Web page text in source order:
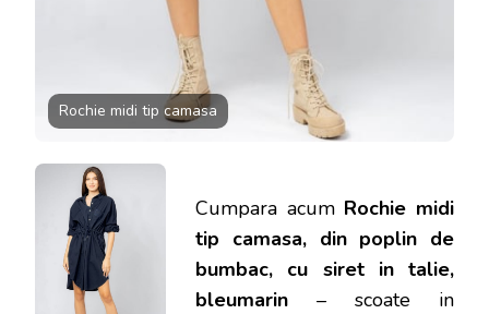
Rochie midi tip camasa
Cumpara acumRochie midi
tip camasa, din poplin de
bumbac, cu siret in talie,
bleumarin – scoate in